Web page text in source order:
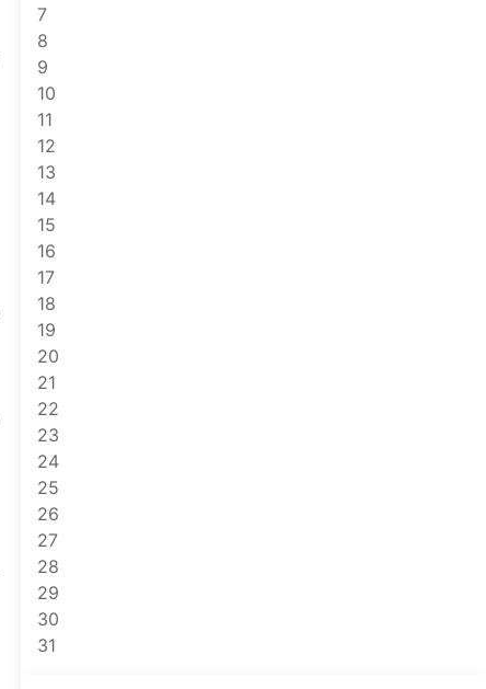
7
8
9
10
11
12
13
14
15
16
17
18
19
20
21
22
23
24
25
26
27
28
29
30
31